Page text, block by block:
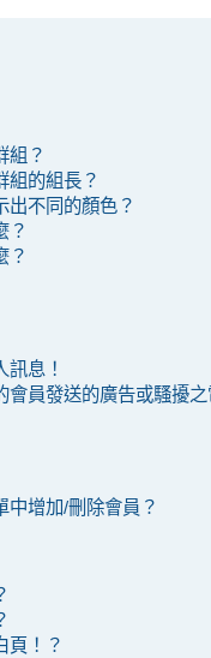
組？
組的組長？
出不同的顏色？
？
？
息！
員發送的廣告或騷擾之
中增加/刪除會員？
頁！？